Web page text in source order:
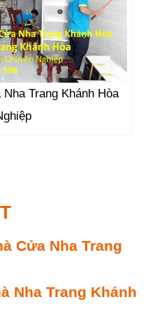
Trang Khánh Hòa
Cửa Nha Trang
Nha Trang Khánh